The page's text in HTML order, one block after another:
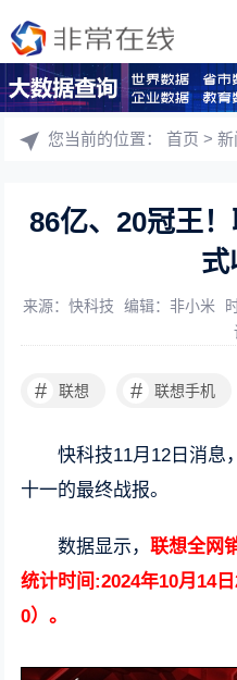
您当前的位置：首页 >新
86亿、20冠王
式
来源：快科技 编辑：非小米
# 联想 # 联想手机
快科技11月12日消息
十一的最终战报。
数据显示，联想全网
统计时间:2024年10月14
0）。